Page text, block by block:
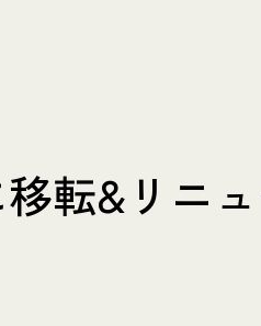
移転&リニ